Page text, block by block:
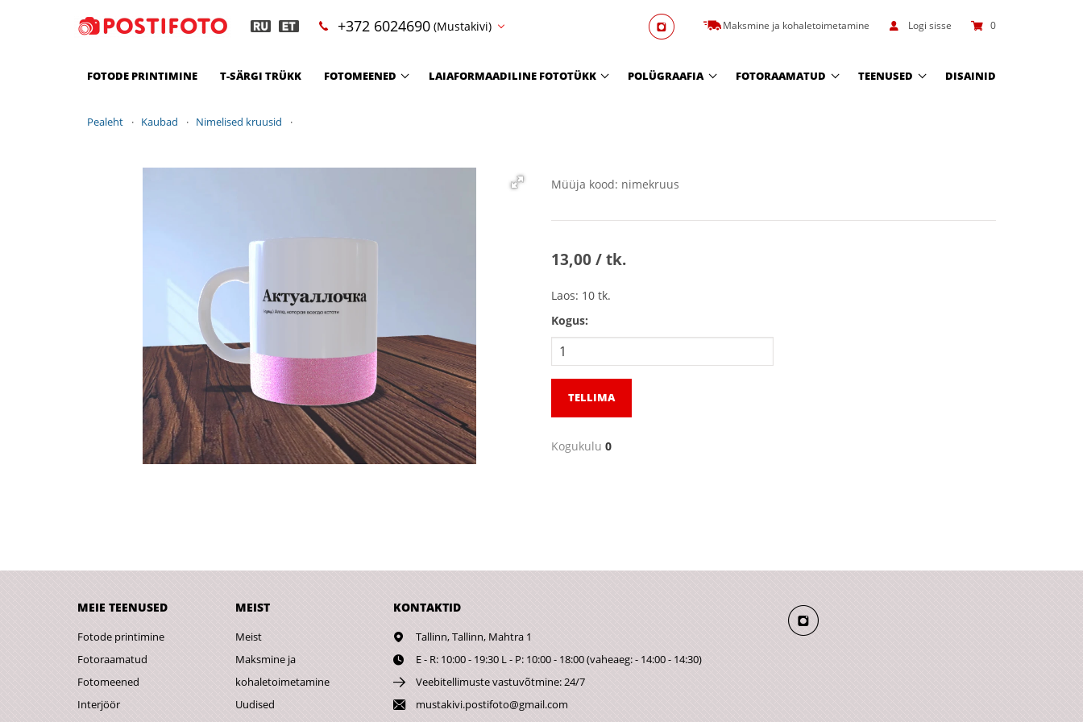
+372 6024690 (Mustakivi) Maksmine ja kohaletoimetamine Logi sisse 0
FOTODE PRINTIMINE T-SÄRGI TRÜKK FOTOMEENED LAIAFORMAADILINE FOTOTÜKK POLÜGRAAFIA FOTORAAMATUD TEENUSED DISAINID
Pealeht Kaubad Nimelised kruusid
Müüja kood: nimekruus
13,00 / tk.
Laos: 10 tk.
Kogus:
TELLIMA
Kogukulu 0
MEIE TEENUSED
Fotode printimine
Fotoraamatud
Fotomeened
Interjöör
MEIST
Meist
Maksmine ja
kohaletoimetamine
Uudised
KONTAKTID
Tallinn,Tallinn, Mahtra 1
E - R: 10:00 - 19:30 L - P: 10:00 - 18:00 (vaheaeg: - 14:00 - 14:30)
Veebitellimuste vastuvõtmine: 24/7
mustakivi.postifoto@gmail.com